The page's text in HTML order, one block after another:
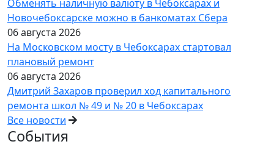
Обменять наличную валюту в Чебоксарах и
Новочебоксарске можно в банкоматах Сбера
06 августа 2026
На Московском мосту в Чебоксарах стартовал
плановый ремонт
06 августа 2026
Дмитрий Захаров проверил ход капитального
ремонта школ № 49 и № 20 в Чебоксарах
Все новости
События